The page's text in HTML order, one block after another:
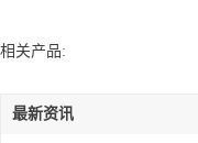
相关产品:
最新资讯